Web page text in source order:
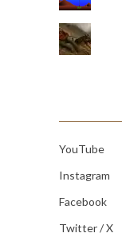
YouTube
Instagram
Facebook
Twitter / X